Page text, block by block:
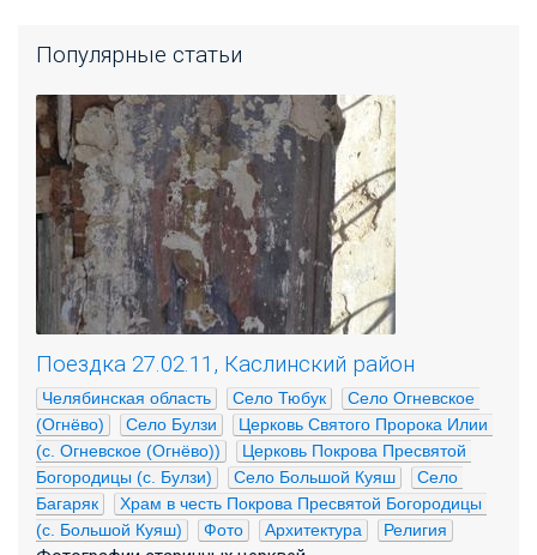
Популярные статьи
Поездка 27.02.11, Каслинский район
Челябинская область Село Тюбук
Село Огневское
(Огнёво)
Село Булзи
Церковь Святого Пророка Илии
(с. Огневское (Огнёво))
Церковь Покрова Пресвятой
Богородицы (с. Булзи)
Село Большой Куяш
Село
Багаряк
Храм в честь Покрова Пресвятой Богородицы
(с. Большой Куяш)
Фото Архитектура Религия